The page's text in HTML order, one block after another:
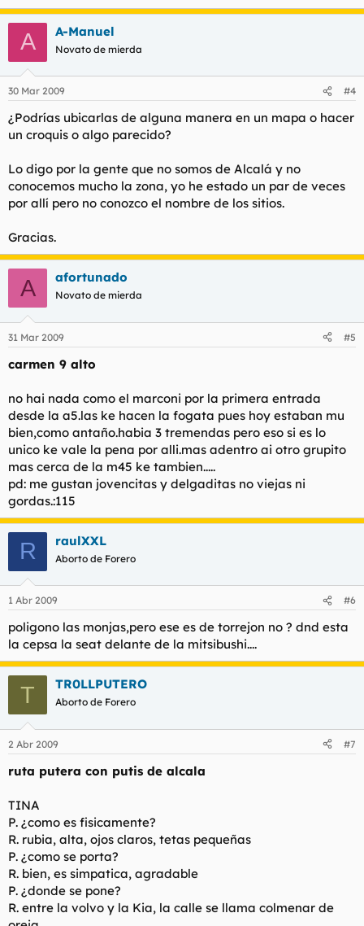
A A-Manuel
Novato de mierda
30 Mar 2009 #4
¿Podrías ubicarlas de alguna manera en un mapa o hacer
un croquis o algo parecido?
Lo digo por la gente que no somos de Alcalá y no
conocemos mucho la zona, yo he estado un par de veces
por allí pero no conozco el nombre de los sitios.
Gracias.
A afortunado
Novato de mierda
31 Mar 2009 #5
carmen 9 alto
no hai nada como el marconi por la primera entrada
desde la a5.las ke hacen la fogata pues hoy estaban mu
bien,como antaño.habia 3 tremendas pero eso si es lo
unico ke vale la pena por alli.mas adentro ai otro grupito
mas cerca de la m45 ke tambien.....
pd: me gustan jovencitas y delgaditas no viejas ni
gordas.:115
R raulXXL
Aborto de Forero
1 Abr 2009 #6
poligono las monjas,pero ese es de torrejon no ? dnd esta
la cepsa la seat delante de la mitsibushi....
T TR0LLPUTERO
Aborto de Forero
2 Abr 2009 #7
ruta putera con putis de alcala
TINA
P. ¿como es fisicamente?
R. rubia, alta, ojos claros, tetas pequeñas
P. ¿como se porta?
R. bien, es simpatica, agradable
P. ¿donde se pone?
R. entre la volvo y la Kia, la calle se llama colmenar de